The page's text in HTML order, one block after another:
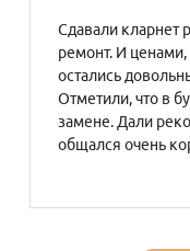
Сдавали кларнет
ремонт. И
остались
Отметили, что в
замене. Дали
общался очень